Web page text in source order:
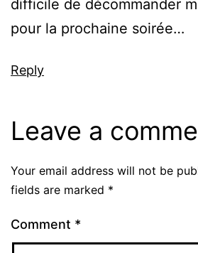
difficile de décommander
pour la prochaine soirée…
Reply
Leave a
Your email address will not be
fields are marked *
Comment *